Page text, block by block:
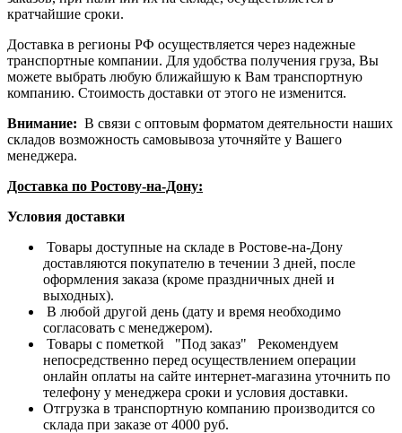
кратчайшие сроки.
Доставка в регионы РФ осуществляется через надежные
транспортные компании. Для удобства получения груза, Вы
можете выбрать любую ближайшую к Вам транспортную
компанию. Стоимость доставки от этого не изменится.
Внимание: В связи с оптовым форматом деятельности наших
складов возможность самовывоза уточняйте у Вашего
менеджера.
Доставка по Ростову-на-Дону:
Условия доставки
Товары доступные на складе в Ростове-на-Дону
доставляются покупателю в течении 3 дней, после
оформления заказа (кроме праздничных дней и
выходных).
В любой другой день (дату и время необходимо
согласовать с менеджером).
Товары с пометкой "Под заказ" Рекомендуем
непосредственно перед осуществлением операции
онлайн оплаты на сайте интернет-магазина уточнить по
телефону у менеджера сроки и условия доставки.
Отгрузка в транспортную компанию производится со
склада при заказе от 4000 руб.